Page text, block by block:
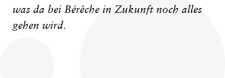
was da bei Bérêche in Zukunft noch alles
gehen wird.